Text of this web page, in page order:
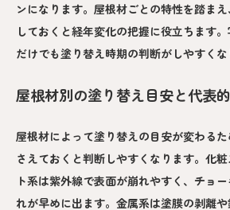
ンになります。屋根材ごとの特性を踏ま
しておくと経年変化の把握に役立ちます
だけでも塗り替え時期の判断がしやすくな
屋根材別の塗り替え目安と代表
屋根材によって塗り替えの目安が変わる
さえておくと判断しやすくなります。化
ト系は紫外線で表面が崩れやすく、チョ
れが早めに出ます。金属系は塗膜の剥離